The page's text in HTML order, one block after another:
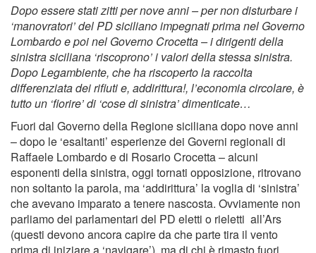
Dopo essere stati zitti per nove anni – per non disturbare i
‘manovratori’ del PD siciliano impegnati prima nel Governo
Lombardo e poi nel Governo Crocetta – i dirigenti della
sinistra siciliana ‘riscoprono’ i valori della stessa sinistra.
Dopo Legambiente, che ha riscoperto la raccolta
differenziata dei rifiuti e, addirittura!, l’economia circolare, è
tutto un ‘fiorire’ di ‘cose di sinistra’ dimenticate…
Fuori dal Governo della Regione siciliana dopo nove anni
– dopo le ‘esaltanti’ esperienze dei Governi regionali di
Raffaele Lombardo e di Rosario Crocetta – alcuni
esponenti della sinistra, oggi tornati opposizione, ritrovano
non soltanto la parola, ma ‘addirittura’ la voglia di ‘sinistra’
che avevano imparato a tenere nascosta. Ovviamente non
parliamo dei parlamentari del PD eletti o rieletti all’Ars
(questi devono ancora capire da che parte tira il vento